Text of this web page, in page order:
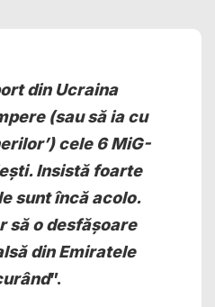
din Ucraina
(sau să ia cu
cele 6 MiG-
Insistă foarte
sunt încă acolo.
să o desfășoare
din Emiratele
”.